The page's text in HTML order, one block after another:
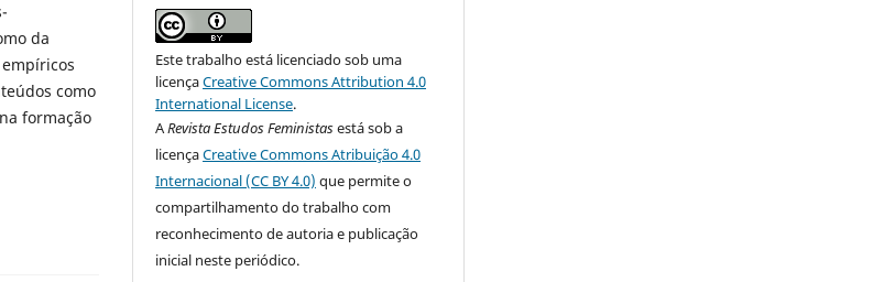
da
como
formação
Este trabalho está licenciado sob uma
licençaCreative Commons Attribution 4.0
International License.
ARevista Estudos Feministasestá sob a
licençaCreative Commons Atribuição 4.0
Internacional (CC BY 4.0) que permite o
compartilhamento do trabalho com
reconhecimento de autoria e publicação
inicial neste periódico.